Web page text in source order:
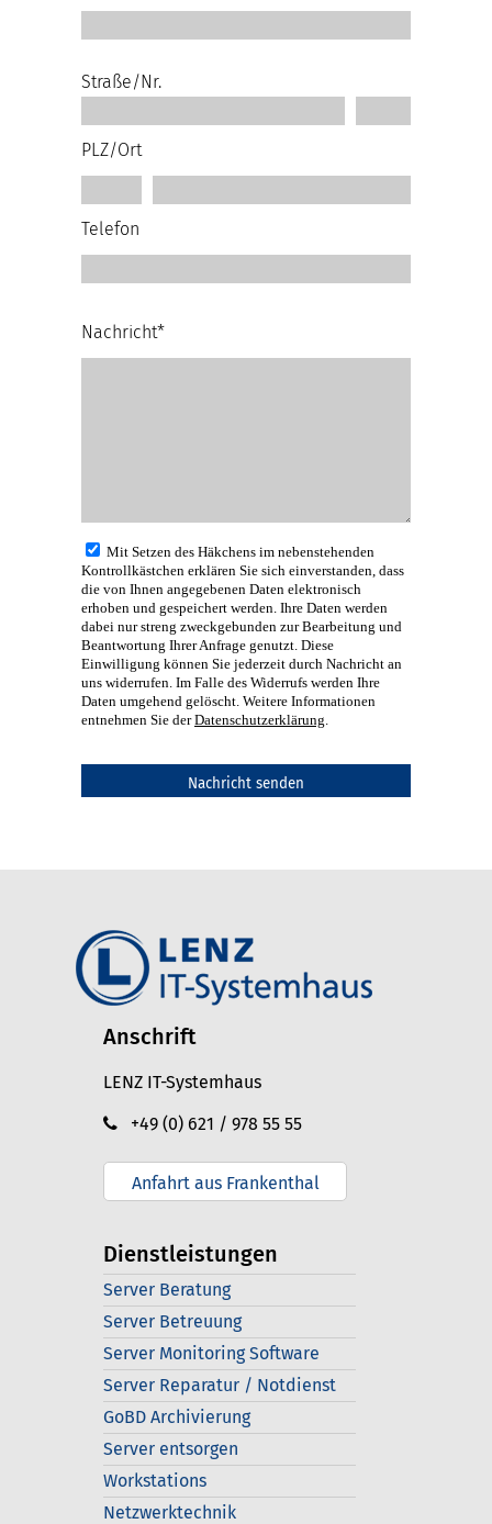
Straße/Nr.
PLZ/Ort
Telefon
Nachricht*
Mit Setzen des Häkchens im nebenstehenden
Kontrollkästchen erklären Sie sich einverstanden, dass
die von Ihnen angegebenen Daten elektronisch
erhoben und gespeichert werden. Ihre Daten werden
dabei nur streng zweckgebunden zur Bearbeitung und
Beantwortung Ihrer Anfrage genutzt. Diese
Einwilligung können Sie jederzeit durch Nachricht an
uns widerrufen. Im Falle des Widerrufs werden Ihre
Daten umgehend gelöscht. Weitere Informationen
entnehmen Sie derDatenschutzerklärung
Anschrift
LENZ IT-Systemhaus
+49 (0) 621 / 978 55 55
Anfahrt aus Frankenthal
Dienstleistungen
Server Beratung
Server Betreuung
Server Monitoring Software
Server Reparatur / Notdienst
GoBD Archivierung
Server entsorgen
Workstations
Netzwerktechnik